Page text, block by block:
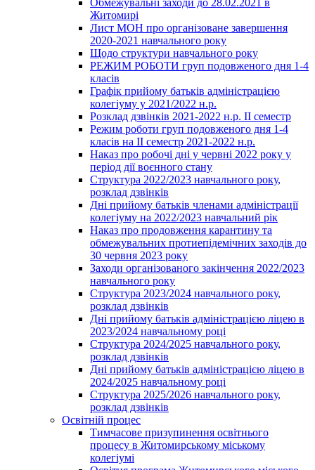
Житомирі
Лист МОН про організоване завершення
2020-2021 навчального року
Щодо структури навчального року
РЕЖИМ РОБОТИ груп подовженого дня 1-4
класів
Графік прийому батьків адміністрацією
колегіуму у 2021/2022 н.р.
Розклад дзвінків 2021-2022 н.р. ІІ семестр
Режим роботи груп подовженого дня 1-4
класів на ІІ семестр 2021-2022 н.р.
Наказ про робочі дні у червні 2022 року у
період дії воєнного стану
Структура 2022/2023 навчального року,
розклад дзвінків
Дні прийому батьків членами адміністрації
колегіуму на 2022/2023 навчальний рік
Наказ про продовження карантину та
обмежувальних протиепідемічних заходів до
30 червня 2023 року
Заходи організованого закінчення 2022/2023
навчального року
Структура 2023/2024 навчального року,
розклад дзвінків
Дні прийому батьків адміністрацією ліцею в
2023/2024 навчальному році
Структура 2024/2025 навчального року,
розклад дзвінків
Дні прийому батьків адміністрацією ліцею в
2024/2025 навчальному році
Структура 2025/2026 навчального року,
розклад дзвінків
Освітній процес
Тимчасове призупинення освітнього
процесу в Житомирському міському
колегіумі